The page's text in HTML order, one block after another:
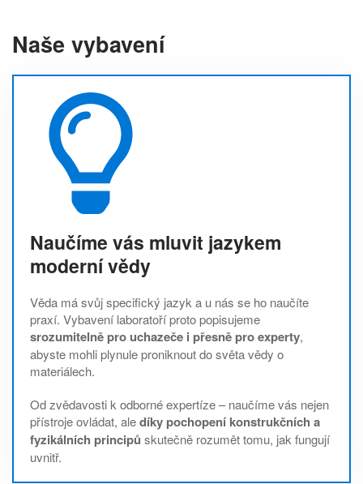
Naše vybavení
Naučíme vás mluvit jazykem
moderní vědy
Věda má svůj specifický jazyk a u nás se ho naučíte
praxí. Vybavení laboratoří proto popisujeme
srozumitelně pro uchazeče i přesně pro experty,
abyste mohli plynule proniknout do světa vědy o
materiálech.
Od zvědavosti k odborné expertíze – naučíme vás nejen
přístroje ovládat, aledíky pochopení konstrukčních a
fyzikálních principů skutečně rozumět tomu, jak fungují
uvnitř.